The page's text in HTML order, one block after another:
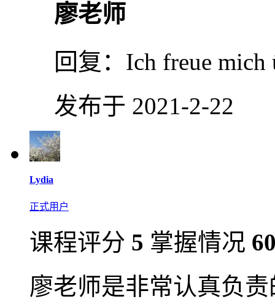
廖老师
回复： Ich freue mich
发布于 2021-2-22
Lydia
正式用户
课程评分 5 掌握情况
廖老师是非常认真负